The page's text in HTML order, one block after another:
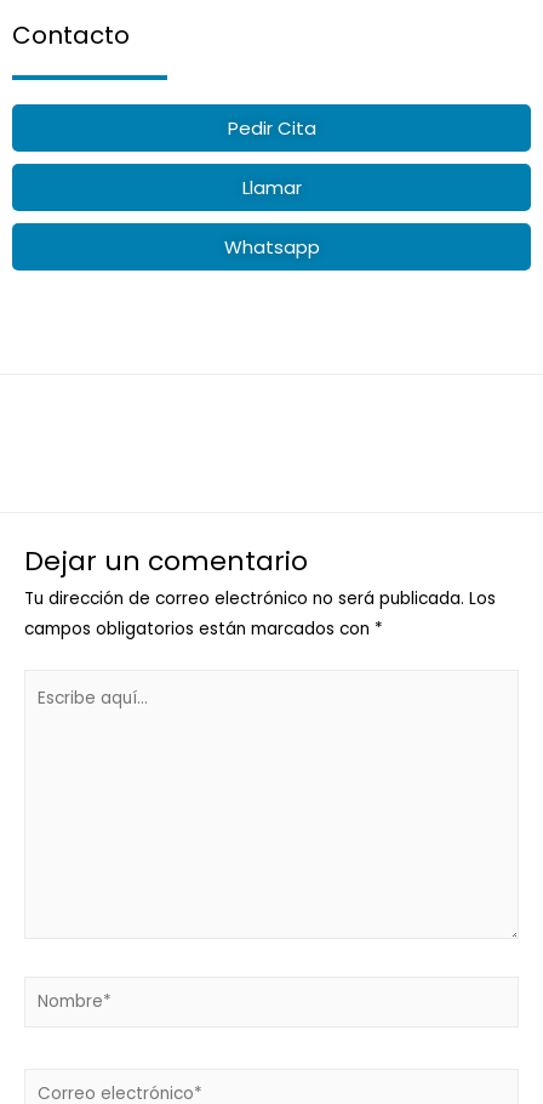
Contacto
Pedir Cita
Llamar
Whatsapp
Dejar un comentario
Tu dirección de correo electrónico no será publicada. Los
campos obligatorios están marcados con *